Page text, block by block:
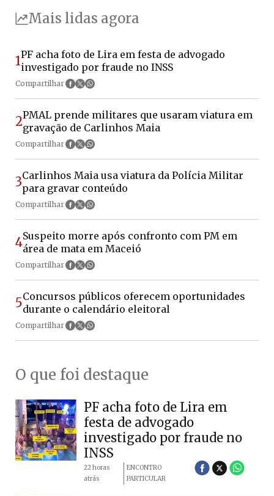
Mais lidas agora
1PF acha foto de Lira em festa de advogado
investigado por fraude no INSS
Compartilhar
2PMAL prende militares que usaram viatura em
gravação de Carlinhos Maia
Compartilhar
3Carlinhos Maia usa viatura da Polícia Militar
para gravar conteúdo
Compartilhar
4Suspeito morre após confronto com PM em
área de mata em Maceió
Compartilhar
5Concursos públicos oferecem oportunidades
durante o calendário eleitoral
Compartilhar
O que foi destaque
PF acha foto de Lira em
festa de advogado
investigado por fraude no
INSS
22 horas
atrás
ENCONTRO
PARTICULAR